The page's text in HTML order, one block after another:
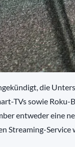
die
TVs sowie Roku-
entweder eine
Streaming-